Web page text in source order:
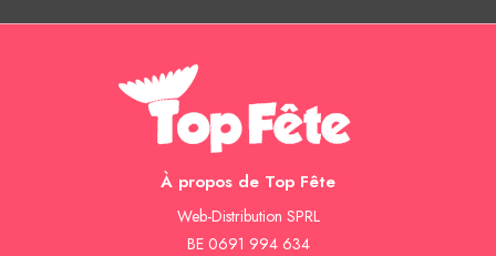
À propos de Top Fête
Web-Distribution SPRL
BE 0691 994 634